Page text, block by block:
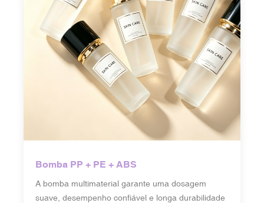
Bomba PP + PE + ABS
A bomba multimaterial garante uma dosagem
suave, desempenho confiável e longa durabilidade